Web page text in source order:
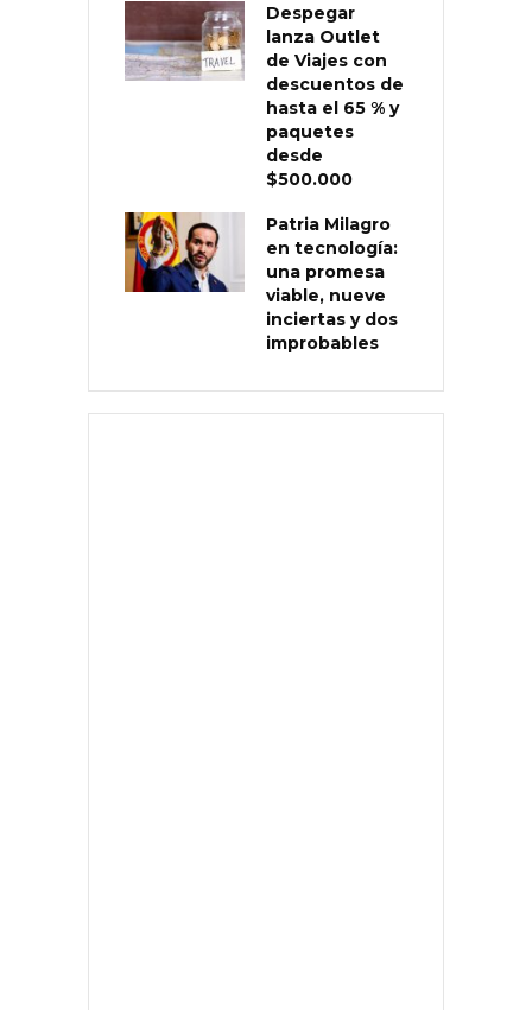
Despegar
lanza Outlet
de Viajes con
descuentos de
hasta el 65 % y
paquetes
desde
$500.000
Patria Milagro
en tecnología:
una promesa
viable, nueve
inciertas y dos
improbables